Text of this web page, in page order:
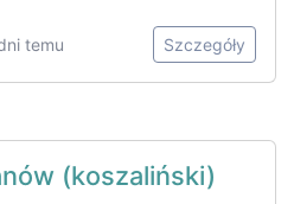
temu Szczegóły
(koszaliński)